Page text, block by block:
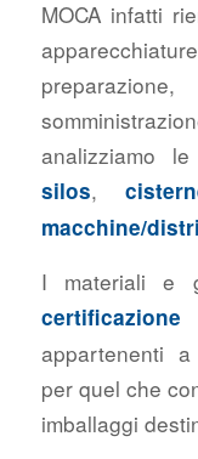
MOCA infatti
analizziamo
silos,
macchine/
I materiali e
certificazione
appartenenti
per quel che
imballaggi